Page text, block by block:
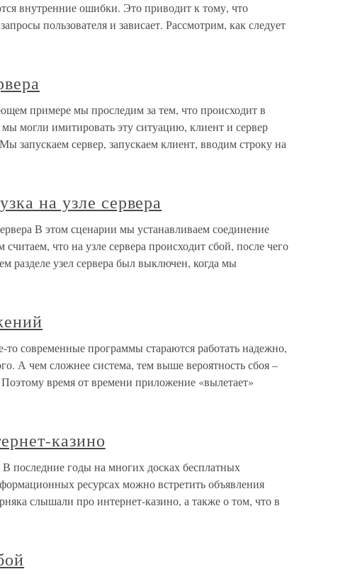
внутренние ошибки. Это приводит к тому, что
пользователя и зависает. Рассмотрим, как следует
примере мы проследим за тем, что происходит в
мы могли имитировать эту ситуацию, клиент и сервер
запускаем сервер, запускаем клиент, вводим строку на
на узле сервера
В этом сценарии мы устанавливаем соединение
что на узле сервера происходит сбой, после чего
разделе узел сервера был выключен, когда мы
современные программы стараются работать надежно,
А чем сложнее система, тем выше вероятность сбоя –
время от времени приложение «вылетает»
казино
последние годы на многих досках бесплатных
ресурсах можно встретить объявления
слышали про интернет-казино, а также о том, что в